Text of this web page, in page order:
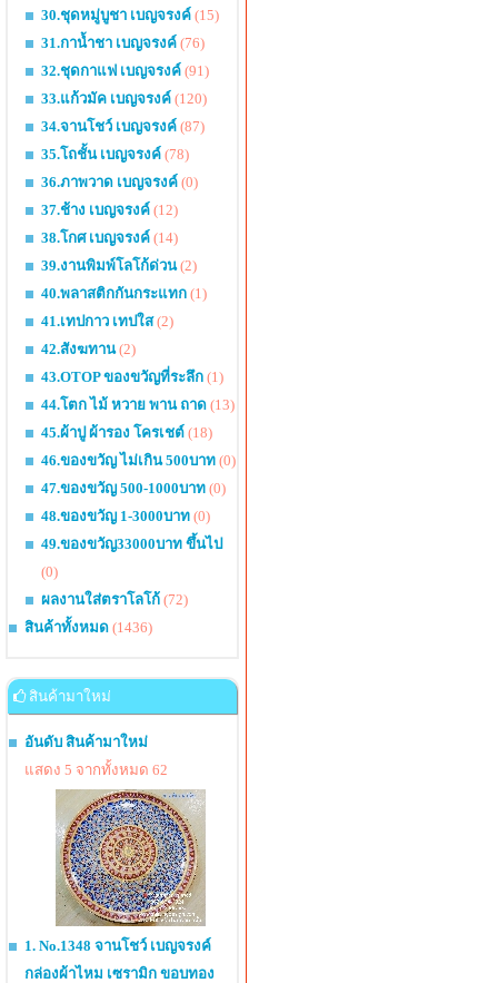
30.ชุดหมู่บูชา เบญจรงค์ (15)
31.กาน้ำชา เบญจรงค์ (76)
32.ชุดกาแฟ เบญจรงค์ (91)
33.แก้วมัค เบญจรงค์ (120)
34.จานโชว์ เบญจรงค์ (87)
35.โถชั้น เบญจรงค์ (78)
36.ภาพวาด เบญจรงค์ (0)
37.ช้าง เบญจรงค์ (12)
38.โกศ เบญจรงค์ (14)
39.งานพิมพ์โลโก้ด่วน(2)
40.พลาสติกกันกระแทก (1)
41.เทปกาว เทปใส(2)
42.สังฆทาน(2)
43.OTOP ของขวัญที่ระลึก (1)
44.โตก ไม้ หวาย พาน ถาด (13)
45.ผ้าปู ผ้ารอง โครเชต์ (18)
46.ของขวัญ ไม่เกิน 500บาท (0)
47.ของขวัญ 500-1000บาท (0)
48.ของขวัญ 1-3000บาท (0)
49.ของขวัญ33000บาท ขึ้นไป
(0)
ผลงานใส่ตราโลโก้ (72)
สินค้าทั้งหมด (1436)
สินค้ามาใหม่
อันดับ สินค้ามาใหม่
แสดง 5 จากทั้งหมด 62
1. No.1348 จานโชว์ เบญจรงค์
กล่องผ้าไหม เซรามิก ขอบทอง